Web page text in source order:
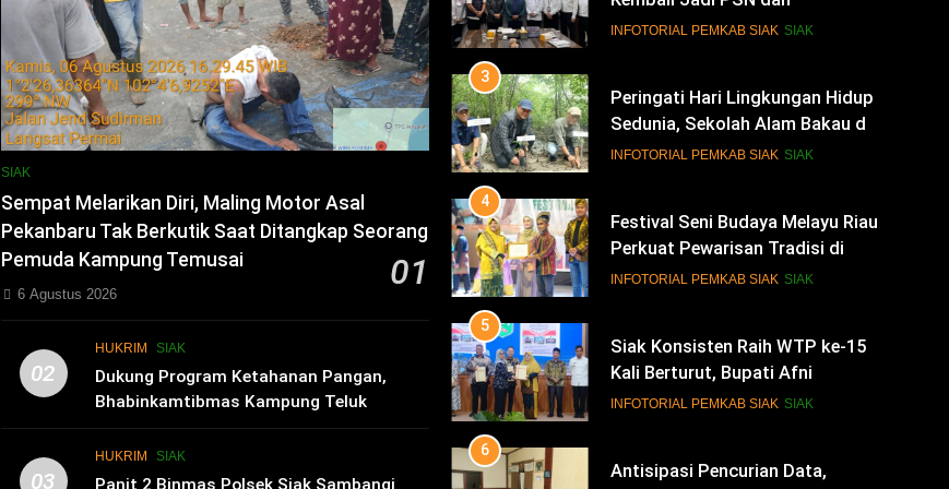
SIAK
Sempat Melarikan Diri, Maling Motor Asal
Pekanbaru Tak Berkutik Saat Ditangkap Seorang
Pemuda Kampung Temusai
01
6 Agustus 2026
02
HUKRIM SIAK
Dukung Program Ketahanan Pangan,
Bhabinkamtibmas Kampung Teluk
Merempan Tinjau Tanaman Jagung Waga
03
HUKRIM SIAK
Siak Cetak Generasi Penjaga
INFOTORIAL PEMKAB SIAK SIAK
4
Festival Seni Budaya Melayu Riau
Perkuat Pewarisan Tradisi di
Negeri Istana
INFOTORIAL PEMKAB SIAK SIAK
5
Siak Konsisten Raih WTP ke-15
Kali Berturut, Bupati Afni
Tekankan Penguatan Tata Kelola
INFOTORIAL PEMKAB SIAK SIAK
6
Antisipasi Pencurian Data,
Diskominfo Siak Perkuat Tim
Tanggap Insiden Siber
INFOTORIAL PEMKAB SIAK SIAK
7
Safari Ramadan di Pedalaman